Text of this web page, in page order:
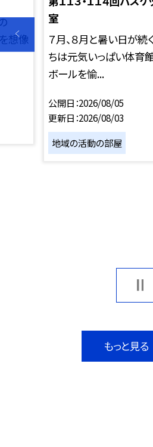
想像
室
７月、８月と暑い日が続
ちは元気いっぱい体育
ボールを愉...
公開日 2026/08/05
更新日 2026/08/03
地域の活動の部屋
もっと見る